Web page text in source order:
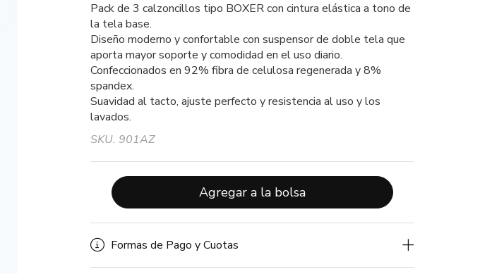
Pack de 3 calzoncillos tipo BOXER con cintura elástica a tono de
la tela base.
Diseño moderno y confortable con suspensor de doble tela que
aporta mayor soporte y comodidad en el uso diario.
Confeccionados en 92% fibra de celulosa regenerada y 8%
spandex.
Suavidad al tacto, ajuste perfecto y resistencia al uso y los
lavados.
SKU. 901AZ
Agregar a la bolsa
Formas de Pago y Cuotas